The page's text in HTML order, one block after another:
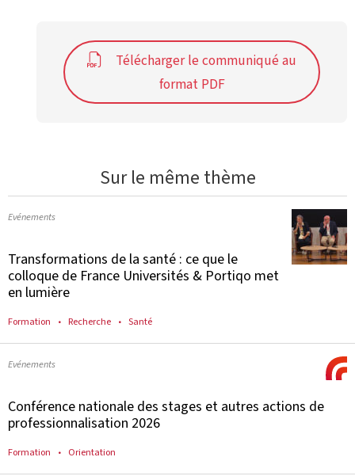
Télécharger le communiqué au
format PDF
Sur le même thème
Evénements
Transformations de la santé : ce que le
colloque de France Universités & Portiqo met
en lumière
Formation Recherche Santé
Evénements
Conférence nationale des stages et autres actions de
professionnalisation 2026
Formation Orientation